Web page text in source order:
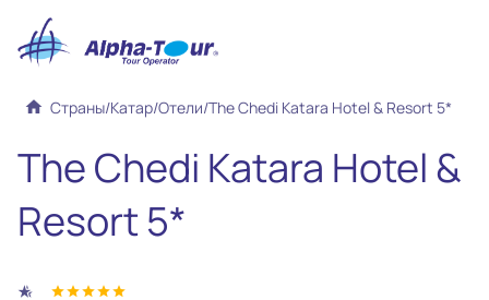
home Страны/Катар/Отели/The Chedi Katara Hotel & Resort 5*
The Chedi Katara Hotel &
Resort 5*
hotel_class starstarstarstarstar